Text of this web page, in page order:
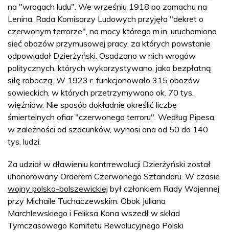
na "wrogach ludu". We wrześniu 1918 po zamachu na
Lenina, Rada Komisarzy Ludowych przyjęła "dekret o
czerwonym terrorze", na mocy którego m.in. uruchomiono
sieć obozów przymusowej pracy, za których powstanie
odpowiadał Dzierżyński. Osadzano w nich wrogów
politycznych, których wykorzystywano, jako bezpłatną
siłę roboczą. W 1923 r. funkcjonowało 315 obozów
sowieckich, w których przetrzymywano ok. 70 tys.
więźniów. Nie sposób dokładnie określić liczbę
śmiertelnych ofiar "czerwonego terroru". Według Pipesa,
w zależności od szacunków, wynosi ona od 50 do 140
tys. ludzi.
Za udział w dławieniu kontrrewolucji Dzierżyński został
uhonorowany Orderem Czerwonego Sztandaru. W czasie
wojny polsko-bolszewickiej był członkiem Rady Wojennej
przy Michaile Tuchaczewskim. Obok Juliana
Marchlewskiego i Feliksa Kona wszedł w skład
Tymczasowego Komitetu Rewolucyjnego Polski